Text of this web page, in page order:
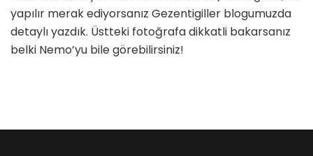
yapılır merak ediyorsanız Gezentigiller blogumuzda
detaylı yazdık. Üstteki fotoğrafa dikkatli bakarsanız
belki Nemo’yu bile görebilirsiniz!